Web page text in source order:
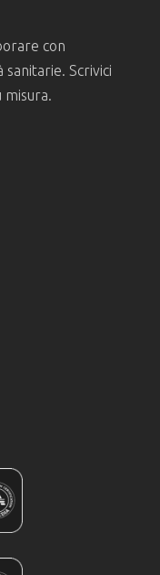
con
Scrivici
misura.